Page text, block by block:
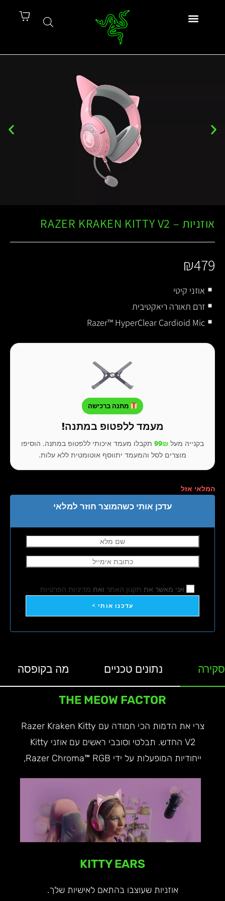
אוזניות – RAZER KRAKEN KITTY V2
₪479
אוזני קיטי
זרם תאורה ריאקטיבית
Razer™ HyperClear Cardioid Mic
מתנה ברכישה
מעמד ללפטופ במתנה!
בקנייה מעל 99₪ תקבלו מעמד איכותי ללפטופ במתנה. הוסיפו
מוצרים לסל והמעמד יתווסף אוטומטית ללא עלות.
המלאי אזל
עדכן אותי כשהמוצר חוזר למלאי
אני מאשר את תקנון האתר ואת מדיניות הפרטיות
עדכנו אותי >
סקירה נתונים טכניים מה בקופסה
THE MEOW FACTOR
צרי את הדמות הכי חמודה עם Razer Kraken Kitty
V2 החדש. תבלטי וסובבי ראשים עם אוזני Kitty
ייחודיות המופעלות על ידי Razer Chroma™ RGB,
KITTY EARS
אוזניות שעוצבו בהתאם לאישיות שלך.